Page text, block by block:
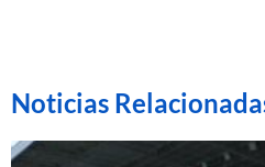
Noticias